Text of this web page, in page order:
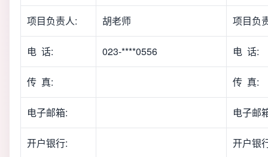
项目负责人: 胡老师 项目负
电 话: 023-****0556 电 话:
传 真: 传 真:
电子邮箱: 电子邮
开户银行: 开户银